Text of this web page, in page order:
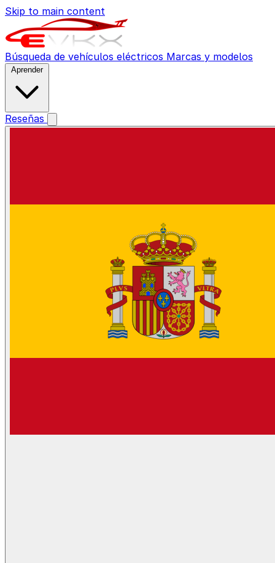
Skip to main content
Búsqueda de vehículos eléctricos Marcas y modelos
Aprender
Reseñas